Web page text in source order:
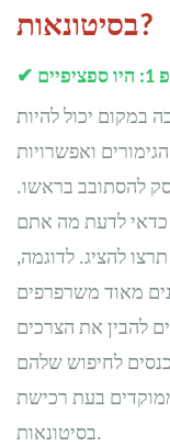
בסיטונאות?
✔
במקום יכול להיות
ואפשרויות
להסתובב בראשו.
כדאי לדעת מה אתם
להציג. לדוגמה,
מאוד משרפרפים
להבין את הצרכים
לחיפוש שלהם
בעת רכישת
בסיטונאות.